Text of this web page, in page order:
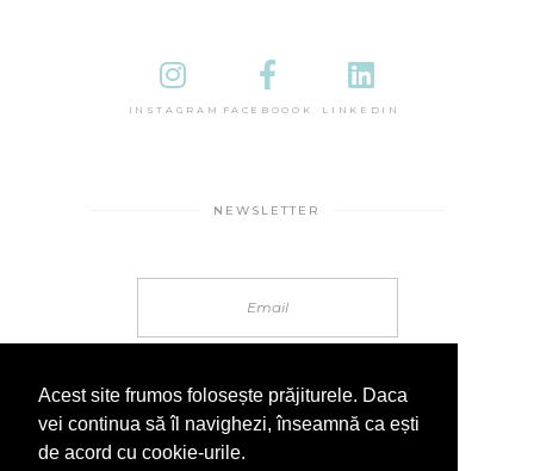
INSTAGRAM FACEBOOOK LINKEDIN
NEWSLETTER
Acest site frumos folosește prăjiturele. Daca
vei continua să îl navighezi, înseamnă ca ești
de acord cu cookie-urile.